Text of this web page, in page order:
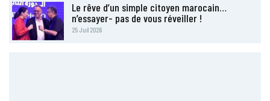
Le rêve d’un simple citoyen marocain…
n’essayer- pas de vous réveiller !
25 Juil 2026